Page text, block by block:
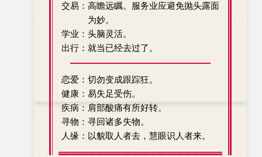
交易：高瞻远瞩。服务业应避免抛头露面
为妙。
学业：头脑灵活。
出行：就当已经去过了。
恋爱：切勿变成跟踪狂。
健康：易失足受伤。
疾病：肩部酸痛有所好转。
寻物：寻回诸多失物。
人缘：以貌取人者去，慧眼识人者来。